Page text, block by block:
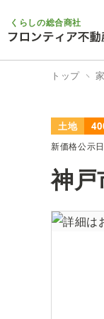
くらしの総合商社
トップ
土地
新価格公示
神